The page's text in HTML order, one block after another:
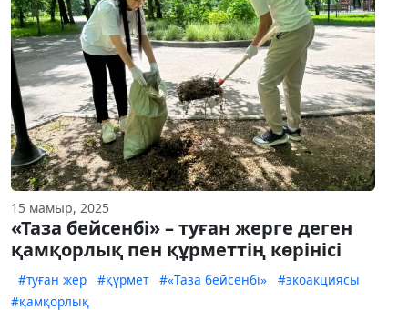
15 мамыр, 2025
«Таза бейсенбі» – туған жерге деген
қамқорлық пен құрметтің көрінісі
#туған жер #құрмет #«Таза бейсенбі»
#экоакциясы
#қамқорлық